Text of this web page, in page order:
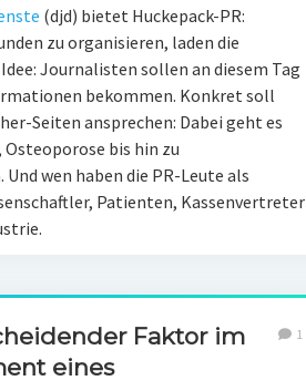
(djd) bietet Huckepack-PR:
zu organisieren, laden die
Idee: Journalisten sollen an diesem Tag
bekommen. Konkret soll
Seiten ansprechen: Dabei geht es
bis hin zu
wen haben die PR-Leute als
Patienten, Kassenvertreter
Faktor im
eines
1